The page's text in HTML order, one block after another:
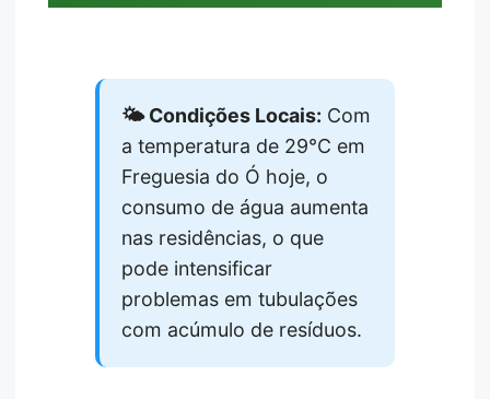
🌤️ Condições Locais: Com
a temperatura de 29°C em
Freguesia do Ó hoje, o
consumo de água aumenta
nas residências, o que
pode intensificar
problemas em tubulações
com acúmulo de resíduos.